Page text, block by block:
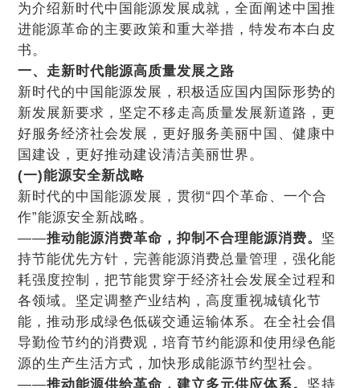
为介绍新时代中国能源发展成就，全面阐述中国推
进能源革命的主要政策和重大举措，特发布本白皮
书。
一、走新时代能源高质量发展之路
新时代的中国能源发展，积极适应国内国际形势的
新发展新要求，坚定不移走高质量发展新道路，更
好服务经济社会发展，更好服务美丽中国、健康中
国建设，更好推动建设清洁美丽世界。
(一)能源安全新战略
新时代的中国能源发展，贯彻“四个革命、一个合
作”能源安全新战略。
——推动能源消费革命，抑制不合理能源消费。 坚
持节能优先方针，完善能源消费总量管理，强化能
耗强度控制，把节能贯穿于经济社会发展全过程和
各领域。坚定调整产业结构，高度重视城镇化节
能，推动形成绿色低碳交通运输体系。在全社会倡
导勤俭节约的消费观，培育节约能源和使用绿色能
源的生产生活方式，加快形成能源节约型社会。
——推动能源供给革命，建立多元供应体系。 坚持